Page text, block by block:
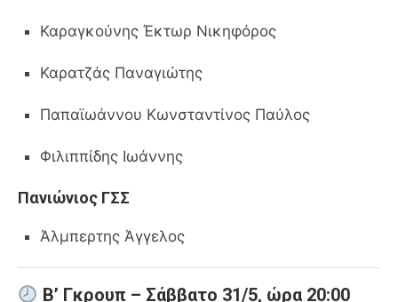
Καραγκούνης Έκτωρ Νικηφόρος
Καρατζάς Παναγιώτης
Παπαϊωάννου Κωνσταντίνος Παύλος
Φιλιππίδης Ιωάννης
Πανιώνιος ΓΣΣ
Άλμπερτης Άγγελος
Β’ Γκρουπ – Σάββατο 31/5, ώρα 20:00